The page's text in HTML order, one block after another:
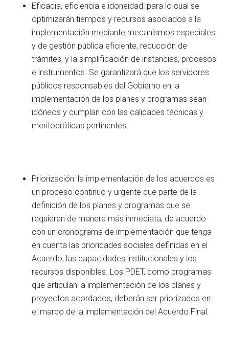
Eficacia, eficiencia e idoneidad: para lo cual se
optimizarán tiempos y recursos asociados a la
implementación mediante mecanismos especiales
y de gestión pública eficiente, reducción de
trámites, y la simplificación de instancias, procesos
e instrumentos. Se garantizará que los servidores
públicos responsables del Gobierno en la
implementación de los planes y programas sean
idóneos y cumplan con las calidades técnicas y
meritocráticas pertinentes.
Priorización: la implementación de los acuerdos es
un proceso continuo y urgente que parte de la
definición de los planes y programas que se
requieren de manera más inmediata, de acuerdo
con un cronograma de implementación que tenga
en cuenta las prioridades sociales definidas en el
Acuerdo, las capacidades institucionales y los
recursos disponibles. Los PDET, como programas
que articulan la implementación de los planes y
proyectos acordados, deberán ser priorizados en
el marco de la implementación del Acuerdo Final.